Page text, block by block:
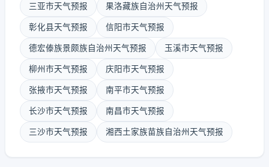
三亚市天气预报 果洛藏族自治州天气预报
彰化县天气预报 信阳市天气预报
德宏傣族景颇族自治州天气预报 玉溪市天气预报
柳州市天气预报 庆阳市天气预报
张掖市天气预报 南平市天气预报
长沙市天气预报 南昌市天气预报
三沙市天气预报 湘西土家族苗族自治州天气预报